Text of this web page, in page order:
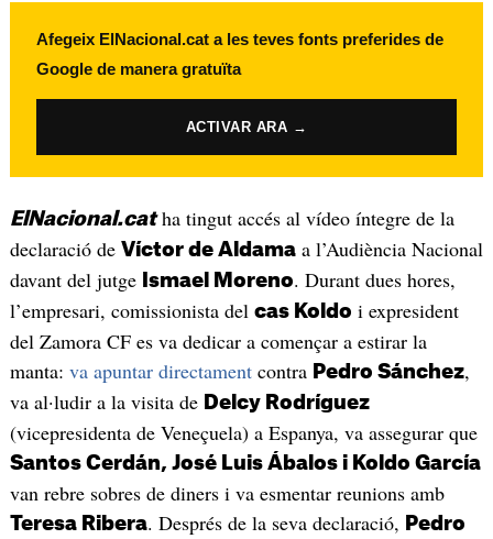
Afegeix ElNacional.cat a les teves fonts preferides de
Google de manera gratuïta
ACTIVAR ARA →
ElNacional.catha tingut accés al vídeo íntegre de la
declaració de Víctor de Aldamaa l’Audiència Nacional
davant del jutge
Ismael Moreno. Durant dues hores,
l’empresari, comissionista del cas Koldo i expresident
del Zamora CF es va dedicar a començar a estirar la
manta: va apuntar directamentcontra Pedro Sánchez,
va al·ludir a la visita de Delcy Rodríguez
(vicepresidenta de Veneçuela) a Espanya, va assegurar que
Santos Cerdán, José Luis Ábalos i Koldo García
van rebre sobres de diners i va esmentar reunions amb
Teresa Ribera. Després de la seva declaració, Pedro